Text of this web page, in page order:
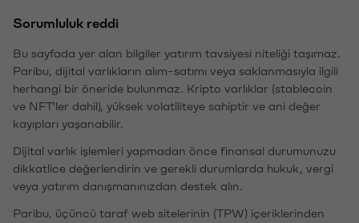
Sorumluluk reddi
Bu sayfada yer alan bilgiler yatırım tavsiyesi niteliği taşımaz.
Paribu, dijital varlıkların alım-satımı veya saklanmasıyla ilgili
herhangi bir öneride bulunmaz. Kripto varlıklar (stablecoin
ve NFT'ler dahil), yüksek volatiliteye sahiptir ve ani değer
kayıpları yaşanabilir.
Dijital varlık işlemleri yapmadan önce finansal durumunuzu
dikkatlice değerlendirin ve gerekli durumlarda hukuk, vergi
veya yatırım danışmanınızdan destek alın.
Paribu, üçüncü taraf web sitelerinin (TPW) içeriklerinden